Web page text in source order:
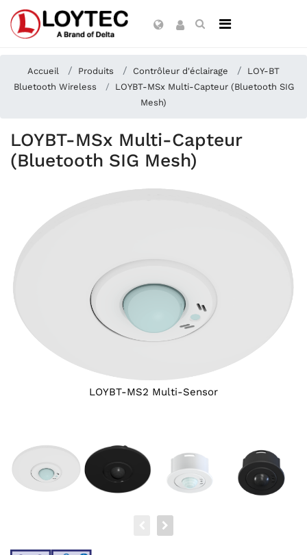
Accueil Produits Contrôleur d'éclairage
LOY-BT
Bluetooth Wireless
LOYBT-MSx Multi-Capteur (Bluetooth SIG
Mesh)
LOYBT-MSx Multi-Capteur
(Bluetooth SIG Mesh)
LOYBT-MS2 Multi-Sensor